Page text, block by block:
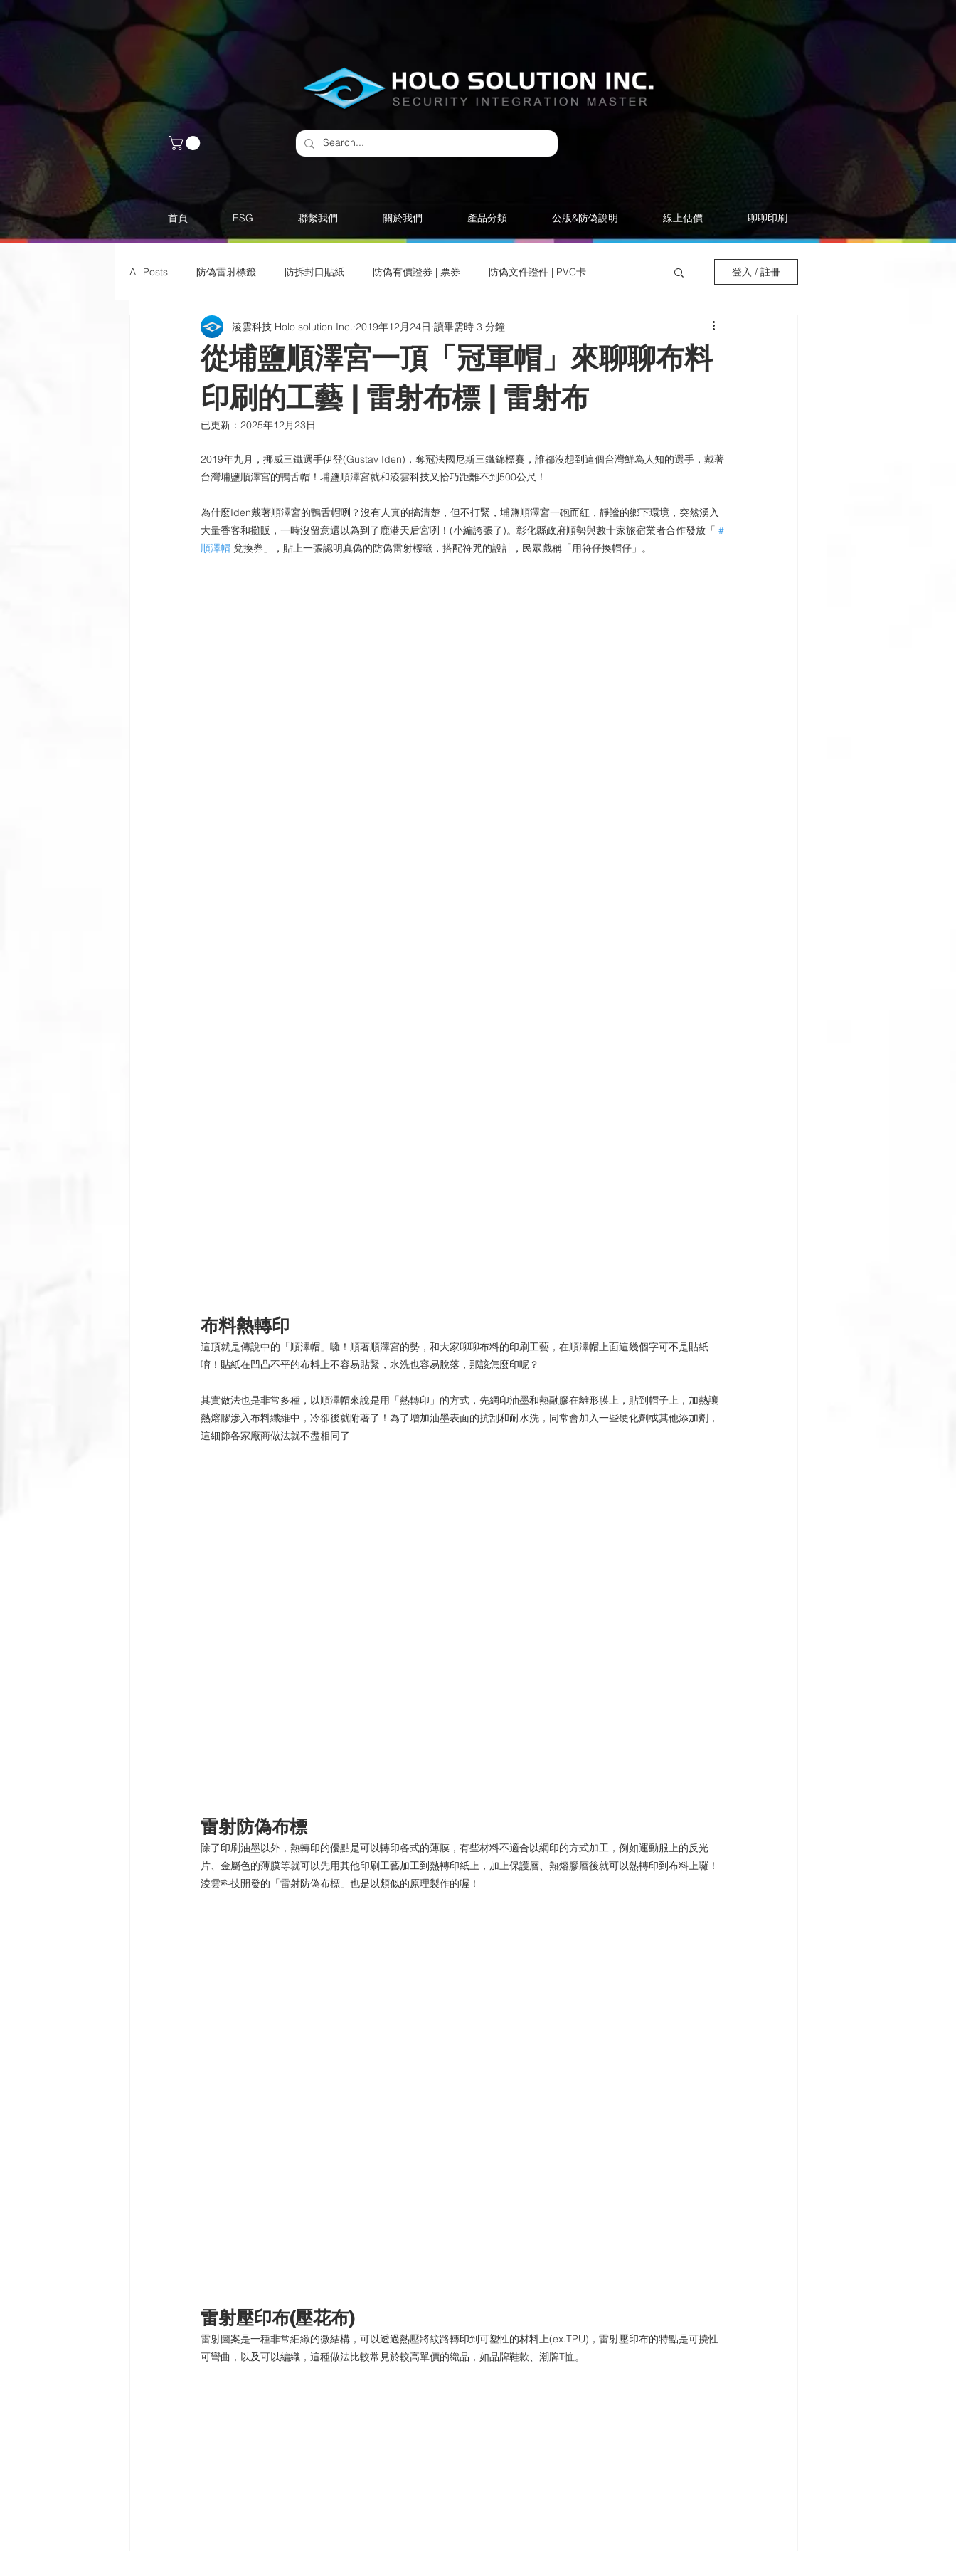
首頁 ESG 聯繫我們 關於我們 產品分類 公版&防偽說明 線上估價 聊聊印刷
All Posts 防偽雷射標籤 ​防拆封口貼紙 防偽有價證券 | 票券 防偽文件證件 | PVC卡
包裝貼紙 | 酒標 | 紙盒 雷射銘版貼片 防偽油墨與印刷 QR Code防偽系統
製程與設備 插畫海報卡片印刷 | 折光壓紋 學習型組織
登入 / 註冊
從埔鹽順澤宮一頂「冠軍帽」來聊聊布料
印刷的工藝 | 雷射布標 | 雷射布
淩雲科技 Holo solution Inc. 2019年12月24日 讀畢需時 3 分鐘
已更新： 2025年12月23日
2019年九月，挪威三鐵選手伊登(Gustav Iden)，奪冠法國尼斯三鐵錦標賽，誰都沒想到這個台灣鮮為人知的選手，戴著
台灣埔鹽順澤宮的鴨舌帽！埔鹽順澤宮就和淩雲科技又恰巧距離不到500公尺！
為什麼Iden戴著順澤宮的鴨舌帽咧？沒有人真的搞清楚，但不打緊，埔鹽順澤宮一砲而紅，靜謐的鄉下環境，突然湧入
大量香客和攤販，一時沒留意還以為到了鹿港天后宮咧！(小編誇張了)。彰化縣政府順勢與數十家旅宿業者合作發放「 #
順澤帽 兌換券」，貼上一張認明真偽的防偽雷射標籤，搭配符咒的設計，民眾戲稱「用符仔換帽仔」。
布料熱轉印
這頂就是傳說中的「順澤帽」囉！順著順澤宮的勢，和大家聊聊布料的印刷工藝，在順澤帽上面這幾個字可不是貼紙
唷！貼紙在凹凸不平的布料上不容易貼緊，水洗也容易脫落，那該怎麼印呢？
其實做法也是非常多種，以順澤帽來說是用「熱轉印」的方式，先網印油墨和熱融膠在離形膜上，貼到帽子上，加熱讓
熱熔膠滲入布料纖維中，冷卻後就附著了！為了增加油墨表面的抗刮和耐水洗，同常會加入一些硬化劑或其他添加劑，
這細節各家廠商做法就不盡相同了
雷射防偽布標
除了印刷油墨以外，熱轉印的優點是可以轉印各式的薄膜，有些材料不適合以網印的方式加工，例如運動服上的反光
片、金屬色的薄膜等就可以先用其他印刷工藝加工到熱轉印紙上，加上保護層、熱熔膠層後就可以熱轉印到布料上囉！
淩雲科技開發的「雷射防偽布標」也是以類似的原理製作的喔！
雷射壓印布(壓花布)
雷射圖案是一種非常細緻的微結構，可以透過熱壓將紋路轉印到可塑性的材料上(ex.TPU)，雷射壓印布的特點是可撓性
可彎曲，以及可以編織，這種做法比較常見於較高單價的織品，如品牌鞋款、潮牌T恤。